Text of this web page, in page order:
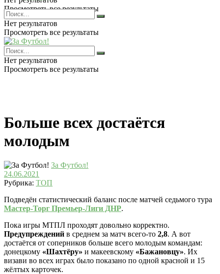
Просмотреть все результаты
Нет результатов
Просмотреть все результаты
Нет результатов
Просмотреть все результаты
Больше всех достаётся
молодым
За Футбол!
24.06.2021
Рубрика: ТОП
Подведён статистический баланс после матчей седьмого тура
Мастер-Торг Премьер-Лиги ДНР.
Пока игры МТПЛ проходят довольно корректно.
Предупреждений в среднем за матч всего-то 2,8. А вот
достаётся от соперников больше всего молодым командам:
донецкому «Шахтёру» и макеевскому «Бажановцу». Их
визави во всех играх было показано по одной красной и 15
жёлтых карточек.